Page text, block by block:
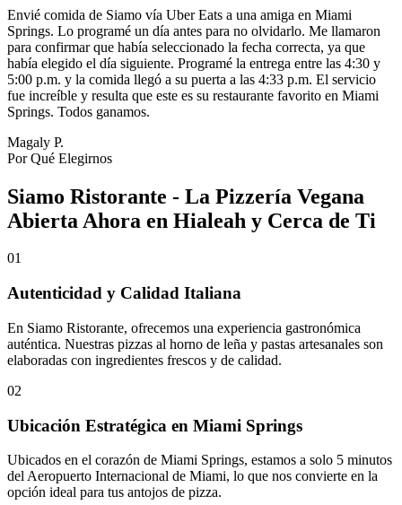
Envié comida de Siamo vía Uber Eats a una amiga en Miami
Springs. Lo programé un día antes para no olvidarlo. Me llamaron
para confirmar que había seleccionado la fecha correcta, ya que
había elegido el día siguiente. Programé la entrega entre las 4:30 y
5:00 p.m. y la comida llegó a su puerta a las 4:33 p.m. El servicio
fue increíble y resulta que este es su restaurante favorito en Miami
Springs. Todos ganamos.
Magaly P.
Por Qué Elegirnos
Siamo Ristorante - La Pizzería Vegana
Abierta Ahora en Hialeah y Cerca de Ti
01
Autenticidad y Calidad Italiana
En Siamo Ristorante, ofrecemos una experiencia gastronómica
auténtica. Nuestras pizzas al horno de leña y pastas artesanales son
elaboradas con ingredientes frescos y de calidad.
02
Ubicación Estratégica en Miami Springs
Ubicados en el corazón de Miami Springs, estamos a solo 5 minutos
del Aeropuerto Internacional de Miami, lo que nos convierte en la
opción ideal para tus antojos de pizza.